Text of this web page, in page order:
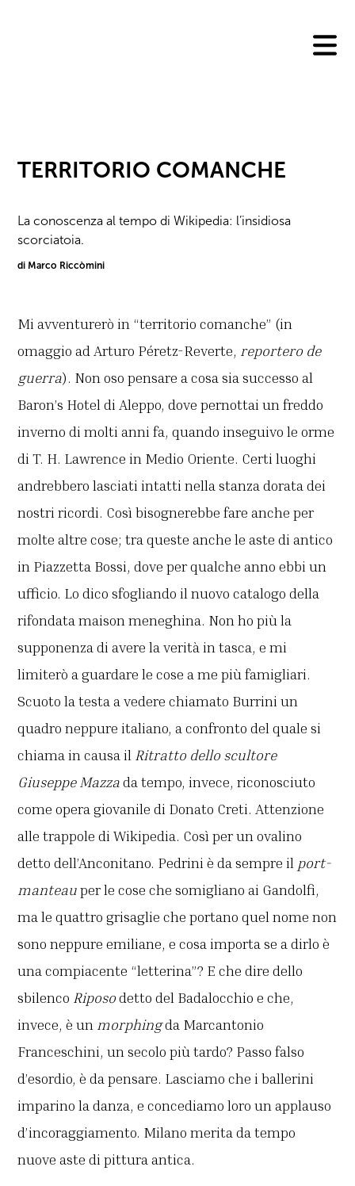
TERRITORIO COMANCHE
La conoscenza al tempo di Wikipedia: l’insidiosa
scorciatoia.
di Marco Riccòmini
Mi avventurerò in “territorio comanche” (in
omaggio ad Arturo Péretz-Reverte, reportero de
guerra). Non oso pensare a cosa sia successo al
Baron’s Hotel di Aleppo, dove pernottai un freddo
inverno di molti anni fa, quando inseguivo le orme
di T. H. Lawrence in Medio Oriente. Certi luoghi
andrebbero lasciati intatti nella stanza dorata dei
nostri ricordi. Così bisognerebbe fare anche per
molte altre cose; tra queste anche le aste di antico
in Piazzetta Bossi, dove per qualche anno ebbi un
ufficio. Lo dico sfogliando il nuovo catalogo della
rifondata maison meneghina. Non ho più la
supponenza di avere la verità in tasca, e mi
limiterò a guardare le cose a me più famigliari.
Scuoto la testa a vedere chiamato Burrini un
quadro neppure italiano, a confronto del quale si
chiama in causa il Ritratto dello scultore
Giuseppe Mazzada tempo, invece, riconosciuto
come opera giovanile di Donato Creti. Attenzione
alle trappole di Wikipedia. Così per un ovalino
detto dell’Anconitano. Pedrini è da sempre il port-
manteauper le cose che somigliano ai Gandolfi,
ma le quattro grisaglie che portano quel nome non
sono neppure emiliane, e cosa importa se a dirlo è
una compiacente “letterina”? E che dire dello
sbilenco Riposodetto del Badalocchio e che,
invece, è un morphingda Marcantonio
Franceschini, un secolo più tardo? Passo falso
d’esordio, è da pensare. Lasciamo che i ballerini
imparino la danza, e concediamo loro un applauso
d’incoraggiamento. Milano merita da tempo
nuove aste di pittura antica.